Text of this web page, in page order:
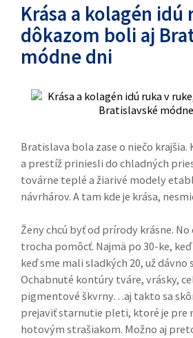
Krása a kolagén idú
dôkazom boli aj
módne dni
Bratislava bola zase o niečo krajšia.
a prestíž priniesli do chladných
továrne teplé a žiarivé modely
návrhárov. A tam kde je krása,
Ženy chcú byť od prírody krásne.
trocha pomôcť. Najmä po 30-ke,
keď sme mali sladkých 20, už dávno
Ochabnuté kontúry tváre, vrásky,
pigmentové škvrny…aj takto sa
prejaviť starnutie pleti, ktoré je pre
hotovým strašiakom. Možno aj